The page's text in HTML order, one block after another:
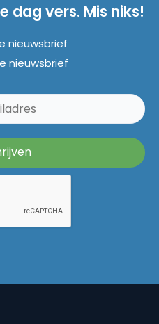
dag vers. Mis niks!
nieuwsbrief
nieuwsbrief